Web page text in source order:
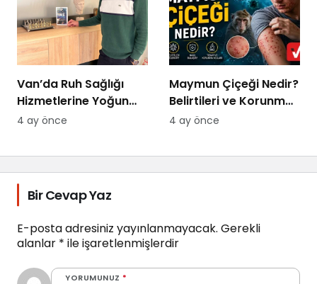
Van’da Ruh Sağlığı
Hizmetlerine Yoğun
Talep: “Randevu
Zorlanıyoruz
4 ay önce
Maymun Çiçeği Nedir?
Belirtileri ve Korunma
Yolları 2026
4 ay önce
Bir Cevap Yaz
E-posta adresiniz yayınlanmayacak. Gerekli
alanlar * ile işaretlenmişlerdir
YORUMUNUZ *